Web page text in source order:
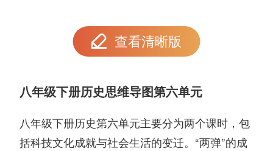
查看清晰版
八年级下册历史思维导图第六单元
八年级下册历史第六单元主要分为两个课时，包
括科技文化成就与社会生活的变迁。“两弹”的成